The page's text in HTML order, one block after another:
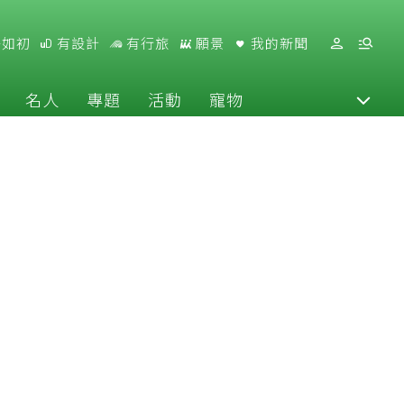
初 有設計 有行旅 願景 我的新聞
名人 專題 活動 寵物